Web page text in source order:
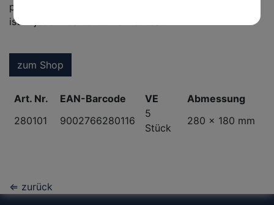
pulverbeschichteten Stahlblatt mit Auftritt und T-Stiel
ist in jedem Garten unverzichtbar.
zum Shop
Art. Nr. EAN-Barcode VE
Abmessung
280101
9002766280116
5
Stück
280 x 180 mm
⇐ zurück